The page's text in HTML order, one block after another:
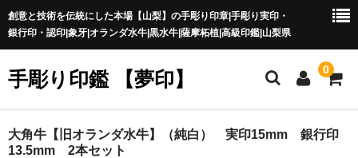
創意と技術を伝統にした本場【山梨】の手彫り印章|手彫り実印・
銀行印・認印|象牙|オランダ水牛|黒水牛|薩摩柘植|高級印鑑|山梨県
手彫り印鑑 【夢印】 0
夢印TOP
大角牛【旧オランダ水牛】（純白） 実印15mm 銀行印
13.5mm 2本セット